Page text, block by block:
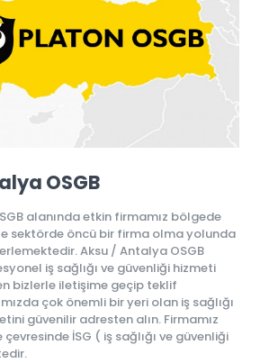
OSGB
alanında etkin firmamız bölgede
sektörde öncü bir firma olma yolunda
Aksu / Antalya OSGB
iş sağlığı ve güvenliği hizmeti
bizlerle iletişime geçip teklif
çok önemli bir yeri olan iş sağlığı
güvenilir adresten alın. Firmamız
İSG ( iş sağlığı ve güvenliği